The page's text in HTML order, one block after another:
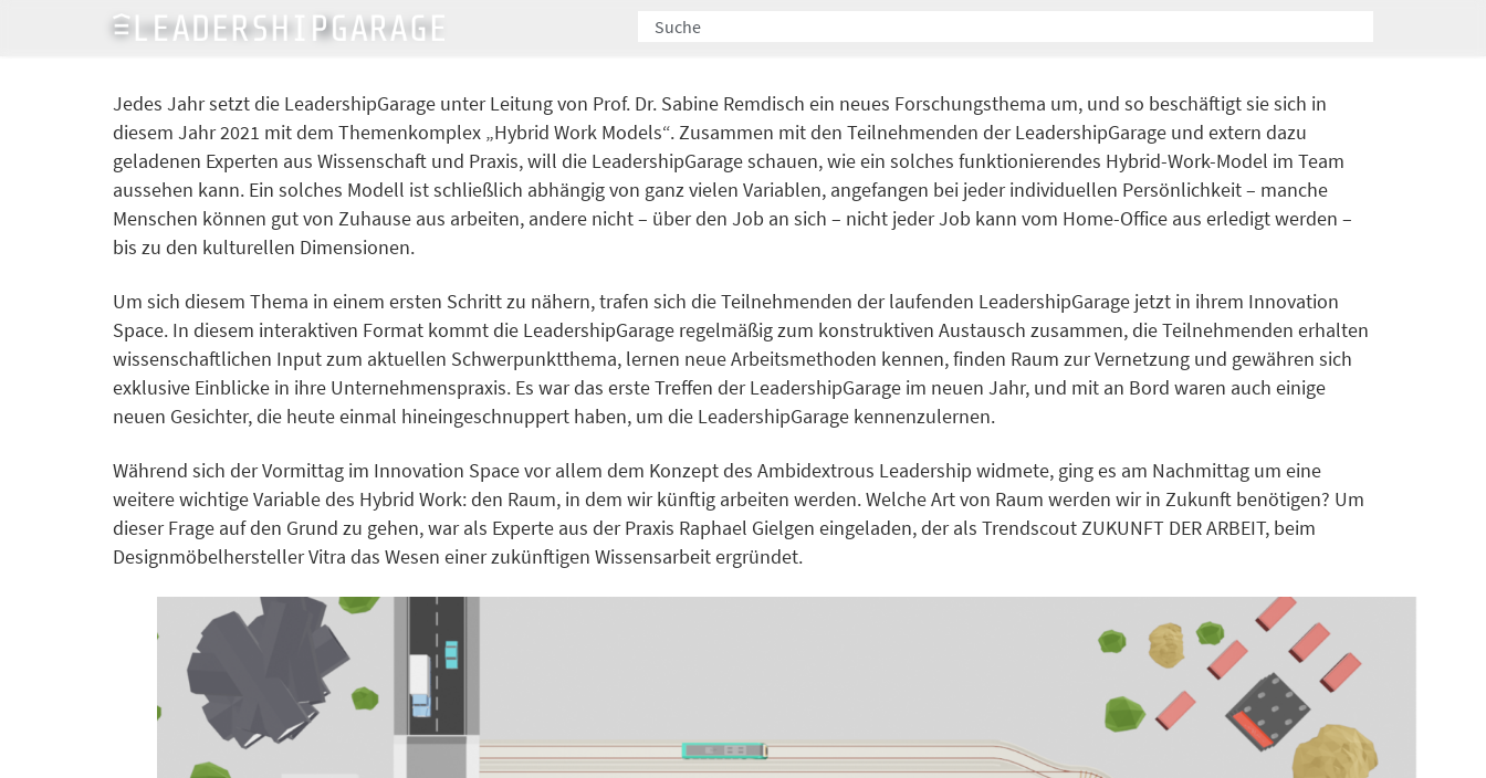
LeadershipGarage Team 2. Februar 2021
Jedes Jahr setzt die LeadershipGarage unter Leitung von Prof. Dr. Sabine Remdisch ein neues Forschungsthema um, und so beschäftigt sie sich in
diesem Jahr 2021 mit dem Themenkomplex „Hybrid Work Models“. Zusammen mit den Teilnehmenden der LeadershipGarage und extern dazu
geladenen Experten aus Wissenschaft und Praxis, will die LeadershipGarage schauen, wie ein solches funktionierendes Hybrid-Work-Model im Team
aussehen kann. Ein solches Modell ist schließlich abhängig von ganz vielen Variablen, angefangen bei jeder individuellen Persönlichkeit – manche
Menschen können gut von Zuhause aus arbeiten, andere nicht – über den Job an sich – nicht jeder Job kann vom Home-Office aus erledigt werden –
bis zu den kulturellen Dimensionen.
Um sich diesem Thema in einem ersten Schritt zu nähern, trafen sich die Teilnehmenden der laufenden LeadershipGarage jetzt in ihrem Innovation
Space. In diesem interaktiven Format kommt die LeadershipGarage regelmäßig zum konstruktiven Austausch zusammen, die Teilnehmenden erhalten
wissenschaftlichen Input zum aktuellen Schwerpunktthema, lernen neue Arbeitsmethoden kennen, finden Raum zur Vernetzung und gewähren sich
exklusive Einblicke in ihre Unternehmenspraxis. Es war das erste Treffen der LeadershipGarage im neuen Jahr, und mit an Bord waren auch einige
neuen Gesichter, die heute einmal hineingeschnuppert haben, um die LeadershipGarage kennenzulernen.
Während sich der Vormittag im Innovation Space vor allem dem Konzept des Ambidextrous Leadership widmete, ging es am Nachmittag um eine
weitere wichtige Variable des Hybrid Work: den Raum, in dem wir künftig arbeiten werden. Welche Art von Raum werden wir in Zukunft benötigen? Um
dieser Frage auf den Grund zu gehen, war als Experte aus der Praxis Raphael Gielgen eingeladen, der als Trendscout ZUKUNFT DER ARBEIT, beim
Designmöbelhersteller Vitra das Wesen einer zukünftigen Wissensarbeit ergründet.